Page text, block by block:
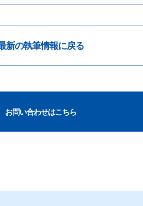
新の執筆情報に戻る
お問い合わせはこちら